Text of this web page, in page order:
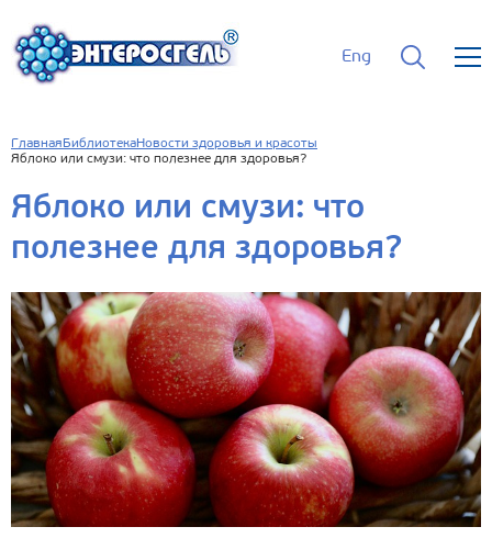
Eng
Главная БиблиотекаНовости здоровья и красоты
Яблоко или смузи: что полезнее для здоровья?
Яблоко или смузи: что
полезнее для здоровья?